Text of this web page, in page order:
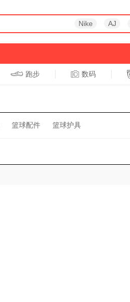
Nike AJ
跑步 数码
篮球配件 篮球护具